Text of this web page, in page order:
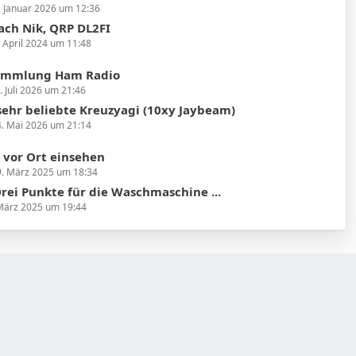
Januar 2026 um 12:36
Nik, QRP DL2FI
April 2024 um 11:48
Ham Radio
Juli 2026 um 21:46
beliebte Kreuzyagi (10xy Jaybeam)
Mai 2026 um 21:14
Ort einsehen
März 2025 um 18:34
Punkte für die Waschmaschine ...
2025 um 19:44